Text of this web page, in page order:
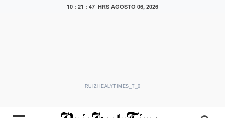
10 : 21 : 47 HRS AGOSTO 06, 2026
RUIZHEALYTIMES_T_0